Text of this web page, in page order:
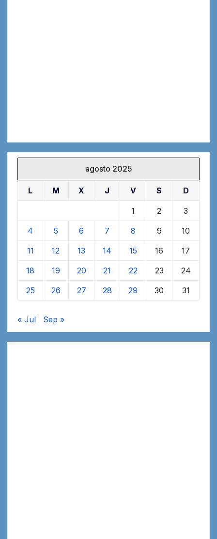
agosto 2025
L M X J V S D
1 2 3
4 5 6 7 8 9 10
11 12 13 14 15 16 17
18 19 20 21 22 23 24
25 26 27 28 29 30 31
« Jul Sep »